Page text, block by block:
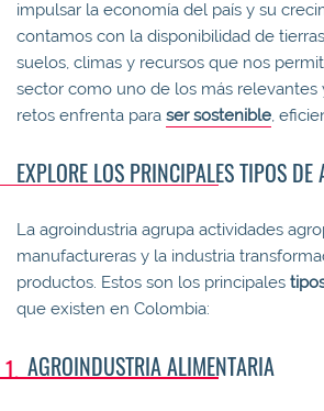
impulsar la economía del país y su
contamos con la disponibilidad de
suelos, climas y recursos que nos
sector como uno de los más relevantes
retos enfrenta para ser sostenible,
EXPLORE LOS PRINCIPALES TIPOS
La agroindustria agrupa actividades
manufactureras y la industria
productos. Estos son los principales
que existen en Colombia:
AGROINDUSTRIA ALIMENTARIA